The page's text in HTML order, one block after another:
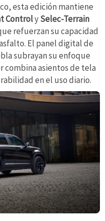
esta edición mantiene
ControlySelec-Terrain
refuerzan su capacidad
El panel digital de
subrayan su enfoque
asientos de tela
en el uso diario.